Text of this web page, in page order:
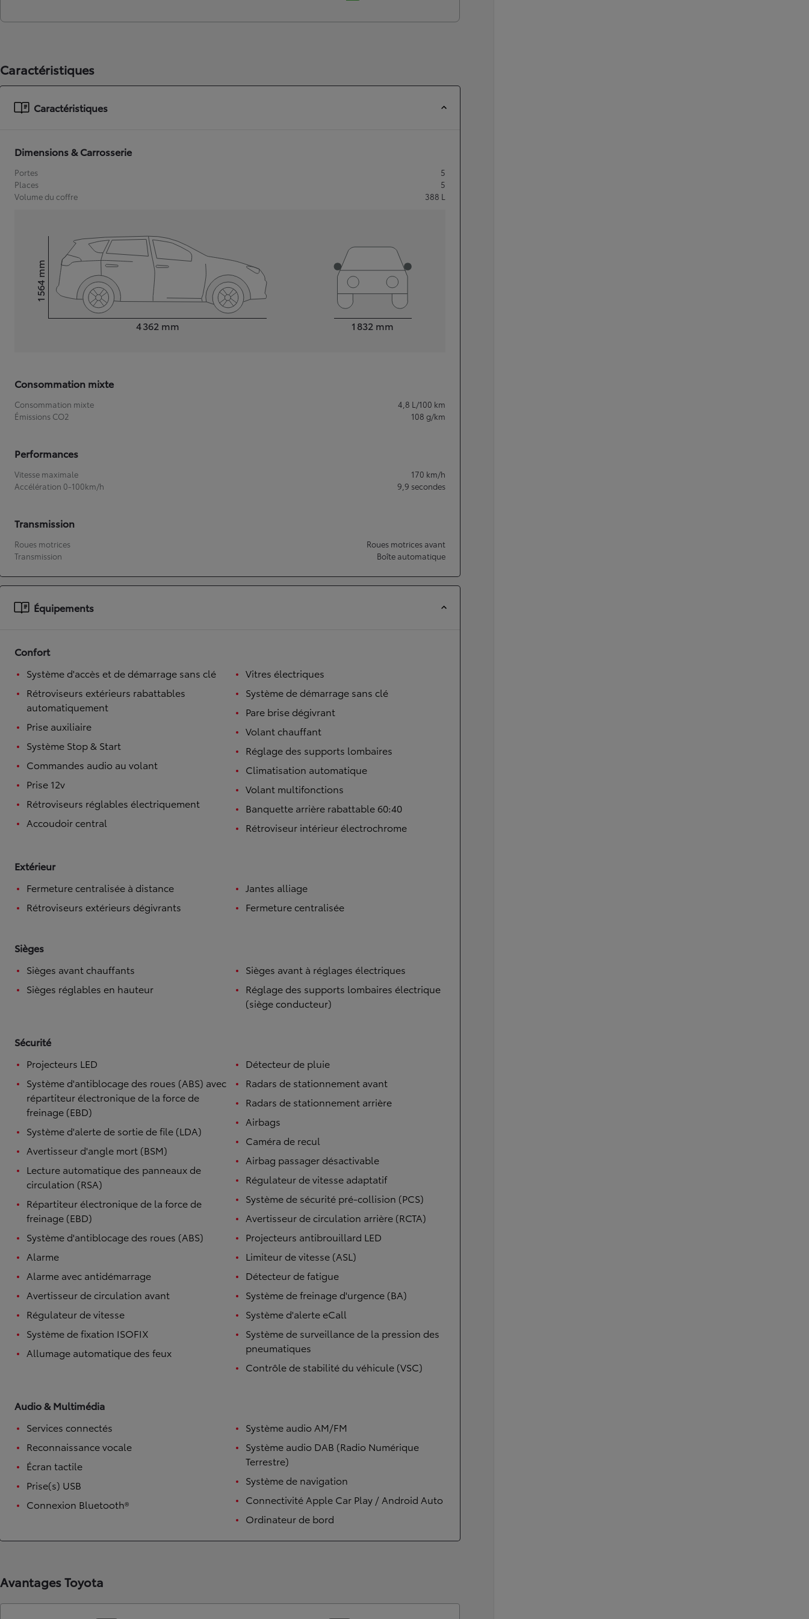
À partir de 19 700 €
Nouvelle Yaris Cross
HYBRIDE
HYBRIDE OU HYBRIDE RECHARGEABLE
Caractéristiques
Caractéristiques
Dimensions & Carrosserie
Portes
5
Places
5
Volume du coffre
388 L
4 362 mm
Hauteur1 564
mm
1 832 mm
Consommation mixte
Consommation mixte 4,8 L/100 km
Émissions CO2
108 g/km
Performances
Vitesse maximale 170 km/h
Accélération 0-100km/h
9,9 secondes
Transmission
Roues motrices
Roues motrices avant
Transmission
Boîte automatique
Équipements
Confort
Système d'accès et de démarrage sans clé
Rétroviseurs extérieurs rabattables
automatiquement
Prise auxiliaire
Système Stop & Start
Commandes audio au volant
Prise 12v
Rétroviseurs réglables électriquement
Accoudoir central
Vitres électriques
Système de démarrage sans clé
Pare brise dégivrant
Volant chauffant
Réglage des supports lombaires
Climatisation automatique
Volant multifonctions
Banquette arrière rabattable 60:40
Rétroviseur intérieur électrochrome
Extérieur
Fermeture centralisée à distance
Rétroviseurs extérieurs dégivrants
Jantes alliage
Fermeture centralisée
Sièges
Sièges avant chauffants
Sièges réglables en hauteur
Sièges avant à réglages électriques
Réglage des supports lombaires électrique
(siège conducteur)
Sécurité
Projecteurs LED
Système d'antiblocage des roues (ABS) avec
répartiteur électronique de la force de
freinage (EBD)
Système d'alerte de sortie de file (LDA)
Avertisseur d'angle mort (BSM)
Lecture automatique des panneaux de
circulation (RSA)
Répartiteur électronique de la force de
freinage (EBD)
Système d'antiblocage des roues (ABS)
Alarme
Alarme avec antidémarrage
Avertisseur de circulation avant
Régulateur de vitesse
Système de fixation ISOFIX
Allumage automatique des feux
Détecteur de pluie
Radars de stationnement avant
Radars de stationnement arrière
Airbags
Caméra de recul
Airbag passager désactivable
Régulateur de vitesse adaptatif
Système de sécurité pré-collision (PCS)
Avertisseur de circulation arrière (RCTA)
Projecteurs antibrouillard LED
Limiteur de vitesse (ASL)
Détecteur de fatigue
Système de freinage d'urgence (BA)
Système d'alerte eCall
Système de surveillance de la pression des
pneumatiques
Contrôle de stabilité du véhicule (VSC)
Audio & Multimédia
Services connectés
Reconnaissance vocale
Écran tactile
Prise(s) USB
Connexion Bluetooth®
Système audio AM/FM
Système audio DAB (Radio Numérique
Terrestre)
Système de navigation
Connectivité Apple Car Play / Android Auto
Ordinateur de bord
Avantages Toyota